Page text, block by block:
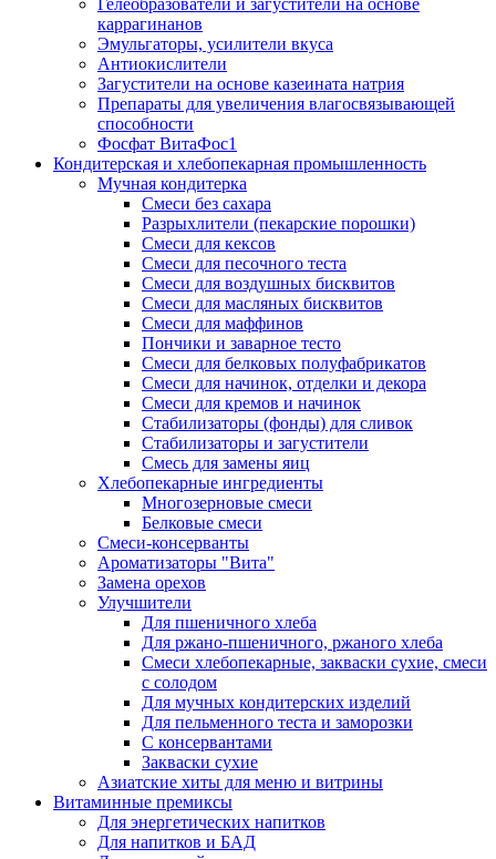
Гелеобразователи и загустители на основе
каррагинанов
Эмульгаторы, усилители вкуса
Антиокислители
Загустители на основе казеината натрия
Препараты для увеличения влагосвязывающей
способности
Фосфат ВитаФос1
Кондитерская и хлебопекарная промышленность
Мучная кондитерка
Смеси без сахара
Разрыхлители (пекарские порошки)
Смеси для кексов
Смеси для песочного теста
Смеси для воздушных бисквитов
Смеси для масляных бисквитов
Смеси для маффинов
Пончики и заварное тесто
Cмеси для белковых полуфабрикатов
Смеси для начинок, отделки и декора
Смеси для кремов и начинок
Стабилизаторы (фонды) для сливок
Стабилизаторы и загустители
Смесь для замены яиц
Хлебопекарные ингредиенты
Многозерновые смеси
Белковые смеси
Смеси-консерванты
Ароматизаторы "Вита"
Замена орехов
Улучшители
Для пшеничного хлеба
Для ржано-пшеничного, ржаного хлеба
Смеси хлебопекарные, закваски сухие, смеси
с солодом
Для мучных кондитерских изделий
Для пельменного теста и заморозки
С консервантами
Закваски сухие
Азиатские хиты для меню и витрины
Витаминные премиксы
Для энергетических напитков
Для напитков и БАД